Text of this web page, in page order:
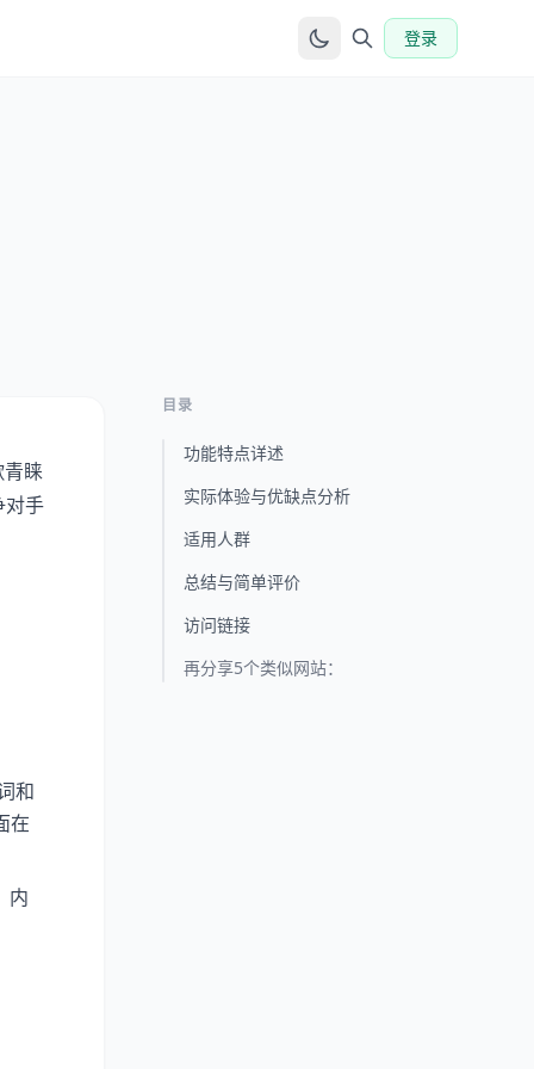
登录
睐
对手
和
在
内
目录
功能特点详述
实际体验与优缺点分析
适用人群
总结与简单评价
访问链接
再分享5个类似网站：